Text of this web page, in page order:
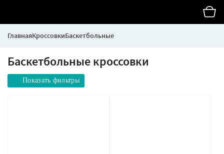
ГлавнаяКроссовкиБаскетбольные
Баскетбольные кроссовки
Показать фильтры